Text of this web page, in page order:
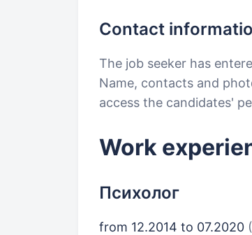
Contact
The job seeker has
Name, contacts and
access the candidates'
Work
Психолог
from 12.2014 to 07.2020